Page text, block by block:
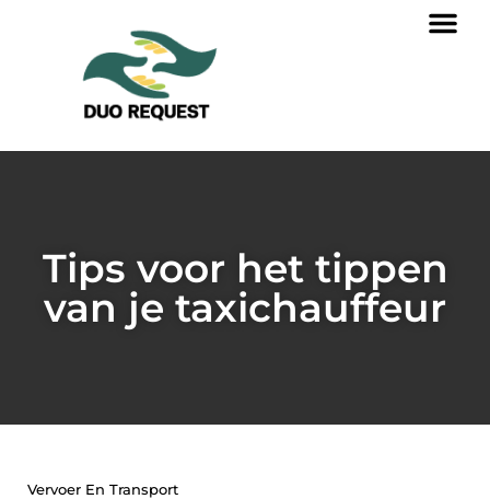
Tips voor het tippen
van je taxichauffeur
Vervoer En Transport